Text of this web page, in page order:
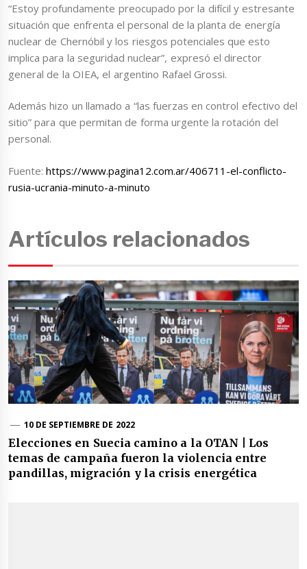
“Estoy profundamente preocupado por la difícil y estresante
situación que enfrenta el personal de la planta de energía
nuclear de Chernóbil y los riesgos potenciales que esto
implica para la seguridad nuclear”, expresó el director
general de la OIEA, el argentino Rafael Grossi.
Además hizo un llamado a “las fuerzas en control efectivo del
sitio” para que permitan de forma urgente la rotación del
personal.
Fuente:https://www.pagina12.com.ar/406711-el-conflicto-
rusia-ucrania-minuto-a-minuto
Artículos relacionados
10 DE SEPTIEMBRE DE 2022
Elecciones en Suecia camino a la OTAN | Los
temas de campaña fueron la violencia entre
pandillas, migración y la crisis energética